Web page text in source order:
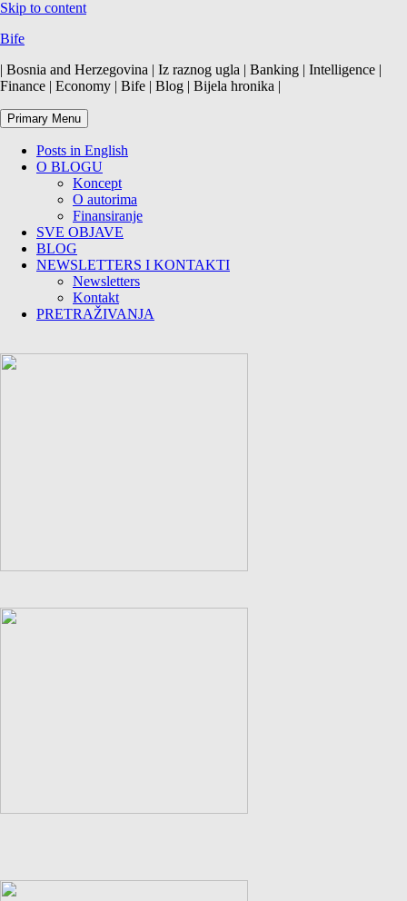
Skip to content
Bife
| Bosnia and Herzegovina | Iz raznog ugla | Banking | Intelligence |
Finance | Economy | Bife | Blog | Bijela hronika |
Primary Menu
Posts in English
O BLOGU
Koncept
O autorima
Finansiranje
SVE OBJAVE
BLOG
NEWSLETTERS I KONTAKTI
Newsletters
Kontakt
PRETRAŽIVANJA